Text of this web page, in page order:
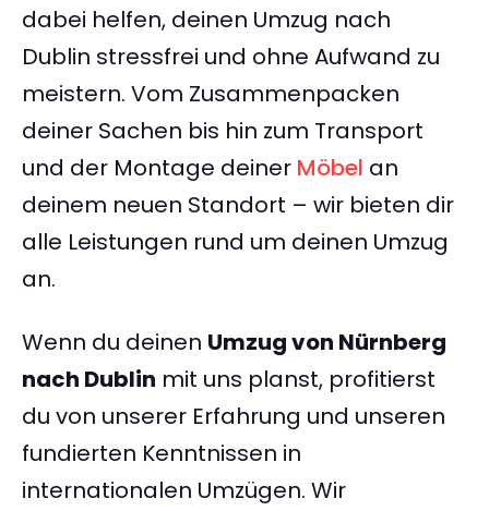
dabei helfen, deinen Umzug nach
Dublin stressfrei und ohne Aufwand zu
meistern. Vom Zusammenpacken
deiner Sachen bis hin zum Transport
und der Montage deiner Möbel an
deinem neuen Standort – wir bieten dir
alle Leistungen rund um deinen Umzug
an.
Wenn du deinen Umzug von Nürnberg
nach Dublin mit uns planst, profitierst
du von unserer Erfahrung und unseren
fundierten Kenntnissen in
internationalen Umzügen. Wir